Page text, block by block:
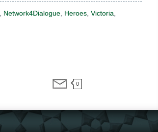
Network4Dialogue Heroes Victoria
0